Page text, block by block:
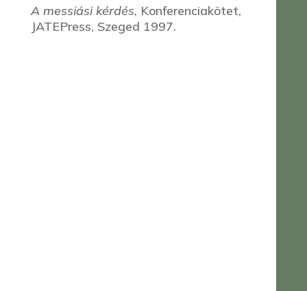
A messiási kérdés, Konferenciakötet,
JATEPress, Szeged 1997.